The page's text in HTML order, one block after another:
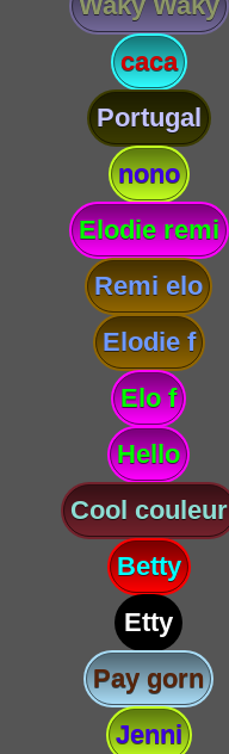
caca
Portugal
nono
Elodie remi
Remi elo
Elodie f
Elo f
Hello
Cool couleur
Betty
Etty
Pay gorn
Jenni